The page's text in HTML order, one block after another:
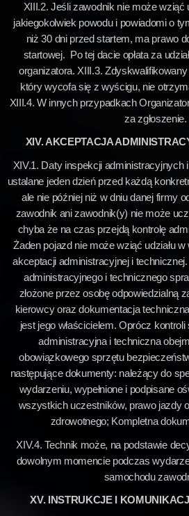
XIII.2. Jeśli zawodnik nie może wziąć
jakiegokolwiek powodu i powiadomi o
niż 30 dni przed startem, ma prawo
startowej. Po tej dacie opłata za
organizatora. XIII.3.
który wycofa się z wyścigu, nie
XIII.4. W innych przypadkach
za zgłoszenie.
XIV. AKCEPTACJA
XIV.1. Daty inspekcji
ustalane jeden dzień przed każdą
ale nie później niż w dniu danej firmy
zawodnik ani zawodnik(y) nie może
chyba że na czas przejdą kontrolę
Żaden pojazd nie może wziąć udziału
akceptacji administracyjnej i
administracyjnego i technicznego
złożone przez osobę odpowiedzialną
kierowcy oraz dokumentacja
jest jego właścicielem. Oprócz
administracyjna i techniczna
obowiązkowego sprzętu
następujące dokumenty: należący do
wydarzeniu, wypełnione i podpisane
wszystkich uczestników, prawo jazdy
zdrowotnego; Kompletna
XIV.4. Technik może, na podstawie
dowolnym momencie podczas
samochodu
XV. INSTRUKCJE I